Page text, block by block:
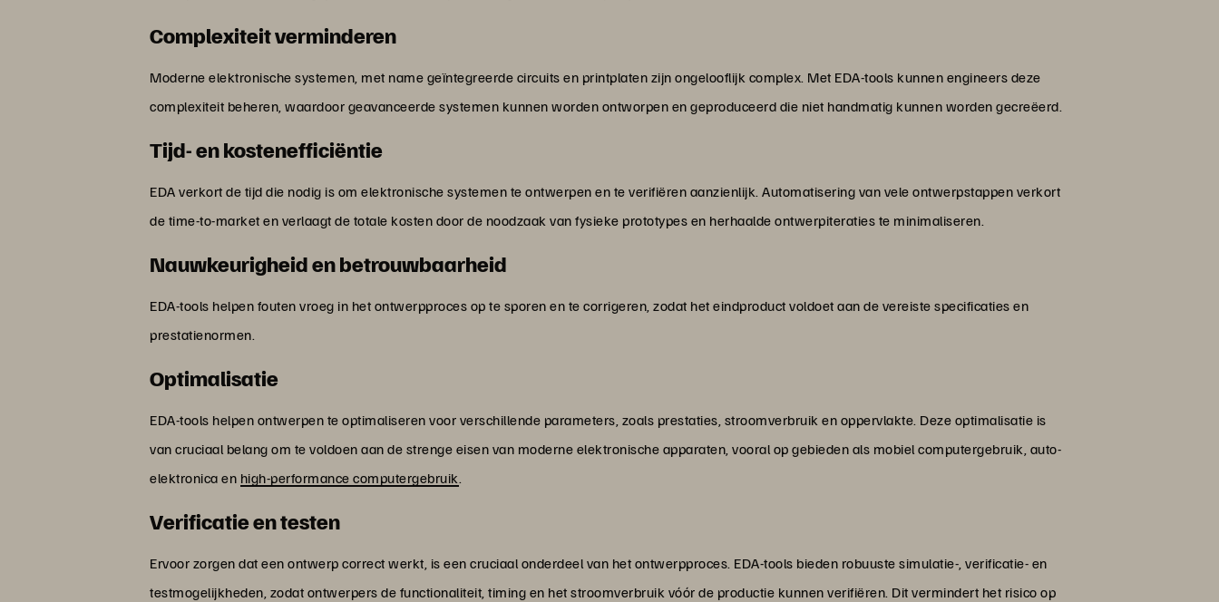
Complexiteit verminderen
Moderne elektronische systemen, met name geïntegreerde circuits en printplaten zijn ongelooflijk complex. Met EDA-tools kunnen engineers deze
complexiteit beheren, waardoor geavanceerde systemen kunnen worden ontworpen en geproduceerd die niet handmatig kunnen worden gecreëerd.
Tijd- en kostenefficiëntie
EDA verkort de tijd die nodig is om elektronische systemen te ontwerpen en te verifiëren aanzienlijk. Automatisering van vele ontwerpstappen verkort
de time-to-market en verlaagt de totale kosten door de noodzaak van fysieke prototypes en herhaalde ontwerpiteraties te minimaliseren.
Nauwkeurigheid en betrouwbaarheid
EDA-tools helpen fouten vroeg in het ontwerpproces op te sporen en te corrigeren, zodat het eindproduct voldoet aan de vereiste specificaties en
prestatienormen.
Optimalisatie
EDA-tools helpen ontwerpen te optimaliseren voor verschillende parameters, zoals prestaties, stroomverbruik en oppervlakte. Deze optimalisatie is
van cruciaal belang om te voldoen aan de strenge eisen van moderne elektronische apparaten, vooral op gebieden als mobiel computergebruik, auto-
elektronica en high-performance computergebruik.
Verificatie en testen
Ervoor zorgen dat een ontwerp correct werkt, is een cruciaal onderdeel van het ontwerpproces. EDA-tools bieden robuuste simulatie-, verificatie- en
testmogelijkheden, zodat ontwerpers de functionaliteit, timing en het stroomverbruik vóór de productie kunnen verifiëren. Dit vermindert het risico op